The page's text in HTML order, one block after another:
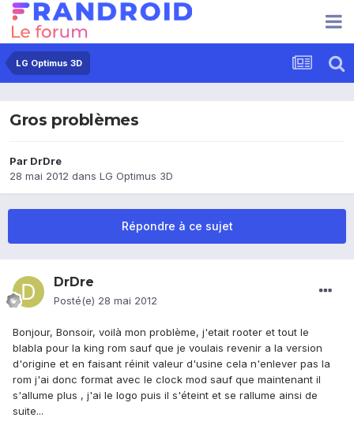
LG Optimus 3D
Gros problèmes
Par DrDre
28 mai 2012 dans LG Optimus 3D
Répondre à ce sujet
DrDre
Posté(e) 28 mai 2012
Bonjour, Bonsoir, voilà mon problème, j'etait rooter et tout le
blabla pour la king rom sauf que je voulais revenir a la version
d'origine et en faisant réinit valeur d'usine cela n'enlever pas la
rom j'ai donc format avec le clock mod sauf que maintenant il
s'allume plus , j'ai le logo puis il s'éteint et se rallume ainsi de
suite...